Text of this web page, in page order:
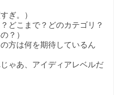
ぎ。）
どこまで？どのカテゴリ？
？）
方は何を期待しているん
ゃあ、アイディアレベルだ